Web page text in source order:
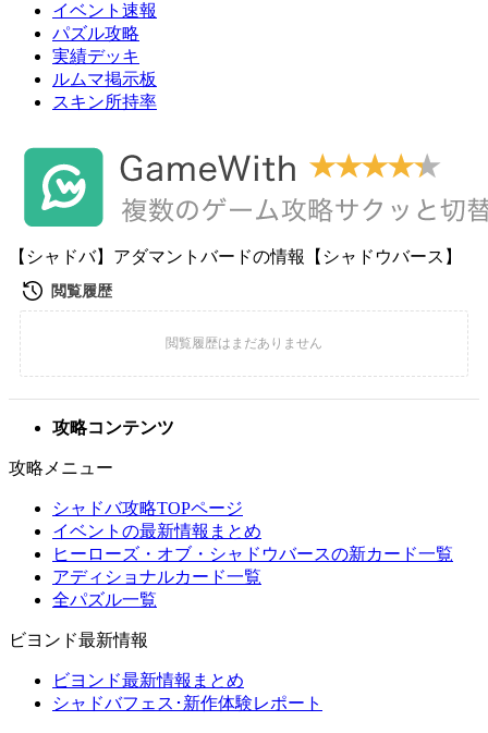
イベント速報
パズル攻略
実績デッキ
ルムマ掲示板
スキン所持率
【シャドバ】アダマントバードの情報【シャドウバース】
攻略コンテンツ
攻略メニュー
シャドバ攻略TOPページ
イベントの最新情報まとめ
ヒーローズ・オブ・シャドウバースの新カード一覧
アディショナルカード一覧
全パズル一覧
ビヨンド最新情報
ビヨンド最新情報まとめ
シャドバフェス･新作体験レポート